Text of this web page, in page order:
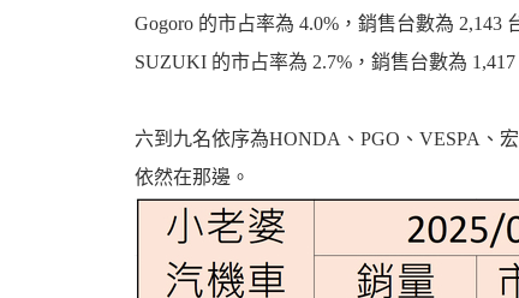
Gogoro 的市占率為 4.0%，銷售台數為 2,143
SUZUKI 的市占率為 2.7%，銷售台數為 1,417
六到九名依序為HONDA、PGO、VESPA、
依然在那邊。